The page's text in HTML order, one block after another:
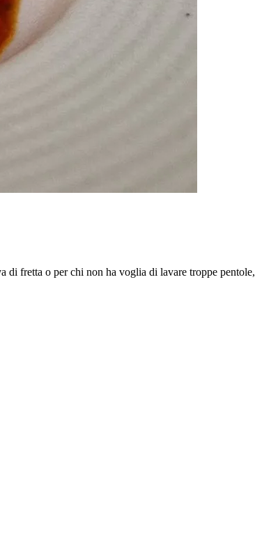
di fretta o per chi non ha voglia di lavare troppe pentole,